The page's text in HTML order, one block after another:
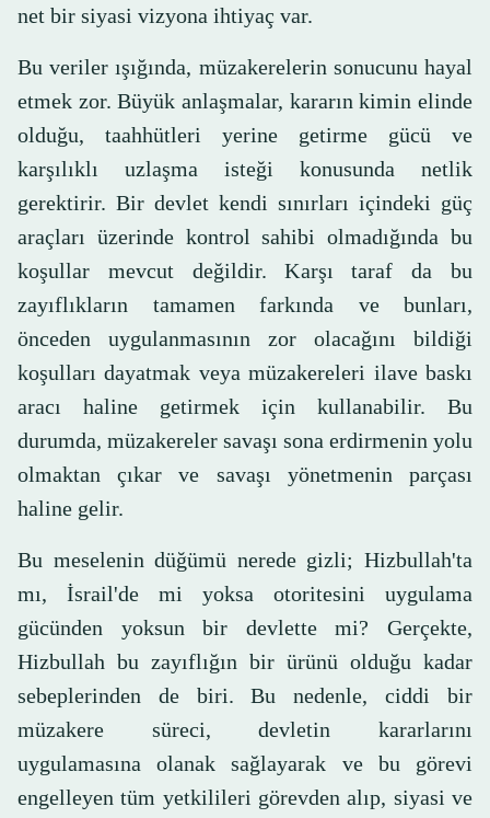
net bir siyasi vizyona ihtiyaç var.
Bu veriler ışığında, müzakerelerin sonucunu hayal
etmek zor. Büyük anlaşmalar, kararın kimin elinde
olduğu, taahhütleri yerine getirme gücü ve
karşılıklı uzlaşma isteği konusunda netlik
gerektirir. Bir devlet kendi sınırları içindeki güç
araçları üzerinde kontrol sahibi olmadığında bu
koşullar mevcut değildir. Karşı taraf da bu
zayıflıkların tamamen farkında ve bunları,
önceden uygulanmasının zor olacağını bildiği
koşulları dayatmak veya müzakereleri ilave baskı
aracı haline getirmek için kullanabilir. Bu
durumda, müzakereler savaşı sona erdirmenin yolu
olmaktan çıkar ve savaşı yönetmenin parçası
haline gelir.
Bu meselenin düğümü nerede gizli; Hizbullah'ta
mı, İsrail'de mi yoksa otoritesini uygulama
gücünden yoksun bir devlette mi? Gerçekte,
Hizbullah bu zayıflığın bir ürünü olduğu kadar
sebeplerinden de biri. Bu nedenle, ciddi bir
müzakere süreci, devletin kararlarını
uygulamasına olanak sağlayarak ve bu görevi
engelleyen tüm yetkilileri görevden alıp, siyasi ve